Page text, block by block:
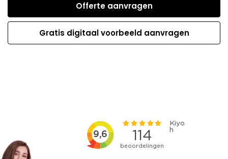
Offerte aanvragen
Gratis digitaal voorbeeld aanvragen